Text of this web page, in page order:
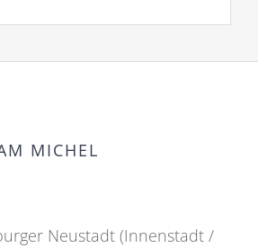
MICHEL
Neustadt (Innenstadt /